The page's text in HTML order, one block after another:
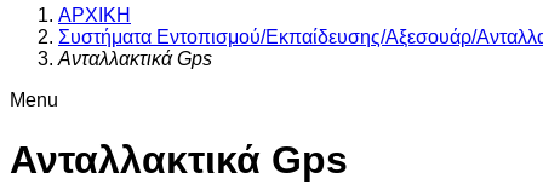
ΑΡΧΙΚΗ
Συστήματα Εντοπισμού/Εκπαίδευσης/Αξεσουάρ/
Ανταλλακτικά Gps
Menu
Ανταλλακτικά Gps